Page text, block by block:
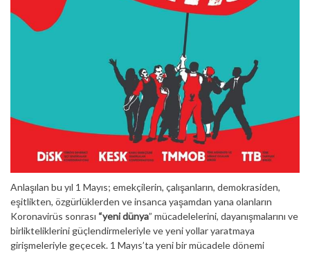
Anlaşılan bu yıl 1 Mayıs; emekçilerin, çalışanların, demokrasiden,
eşitlikten, özgürlüklerden ve insanca yaşamdan yana olanların
Koronavirüs sonrası “yeni dünya” mücadelelerini, dayanışmalarını ve
birlikteliklerini güçlendirmeleriyle ve yeni yollar yaratmaya
girişmeleriyle geçecek. 1 Mayıs’ta yeni bir mücadele dönemi